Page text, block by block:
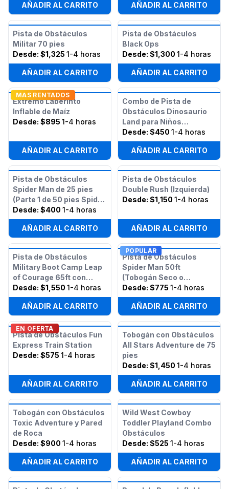
AÑADIR AL CARRITO AÑADIR AL CARRITO
Pista de Obstáculos
Militar 70 pies
Desde: $1,325 1-4 horas
AÑADIR AL CARRITO
Pista de Obstáculos
Black Ops
Desde: $1,300 1-4 horas
AÑADIR AL CARRITO
MAS RENTADOS
Extremo Laberinto
Inflable de Maíz
Desde: $895 1-4 horas
AÑADIR AL CARRITO
Combo de Pista de
Obstáculos Dinosaurio
Land para Niños
Pequeños
Desde: $450 1-4 horas
AÑADIR AL CARRITO
Pista de Obstáculos
Spider Man de 25 pies
(Parte 1 de 50 pies Spider
Man)
Desde: $400 1-4 horas
AÑADIR AL CARRITO
Pista de Obstáculos
Double Rush (Izquierda)
Desde: $1,150 1-4 horas
AÑADIR AL CARRITO
Pista de Obstáculos
Military Boot Camp Leap
of Courage 65ft con
Tobogán Seco Doble
Desde: $1,550 1-4 horas
AÑADIR AL CARRITO
POPULAR
Pista de Obstáculos
Spider Man 50ft
(Tobogán Seco o
Húmedo)
Desde: $775 1-4 horas
AÑADIR AL CARRITO
EN OFERTA
Pista de Obstáculos Fun
Express Train Station
Desde: $575 1-4 horas
AÑADIR AL CARRITO
Tobogán con Obstáculos
All Stars Adventure de 75
pies
Desde: $1,450 1-4 horas
AÑADIR AL CARRITO
Tobogán con Obstáculos
Toxic Adventure y Pared
de Roca
Desde: $900 1-4 horas
AÑADIR AL CARRITO
Wild West Cowboy
Toddler Playland Combo
Obstáculos
Desde: $525 1-4 horas
AÑADIR AL CARRITO